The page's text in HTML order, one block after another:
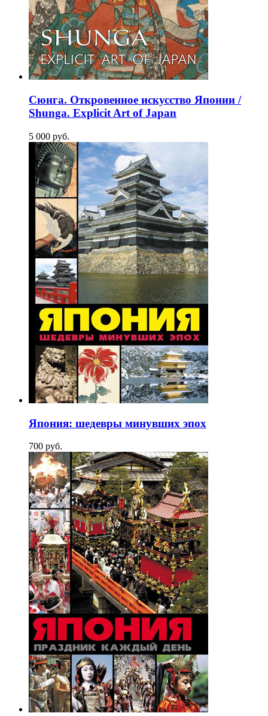
Сюнга. Откровенное искусство Японии /
Shunga. Explicit Art of Japan
5 000 pуб.
Япония: шедевры минувших эпох
700 pуб.